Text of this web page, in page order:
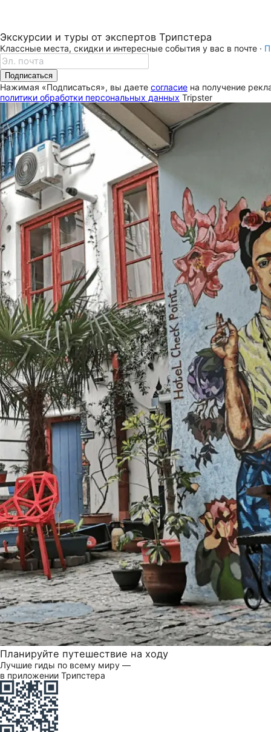
Экскурсии и туры от экспертов Трипстера
Классные места, скидки и интересные события у вас в почте ·
Подписаться
Нажимая «Подписаться», вы даете согласие на получение
политики обработки персональных данных Tripster
Планируйте путешествие на ходу
Лучшие гиды по всему миру —
в приложении Трипстера